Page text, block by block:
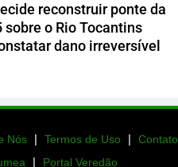
reconstruir ponte da
sobre o Rio Tocantins
dano irreversível
Nós | Termos de Uso | Contato
| Portal Veredão